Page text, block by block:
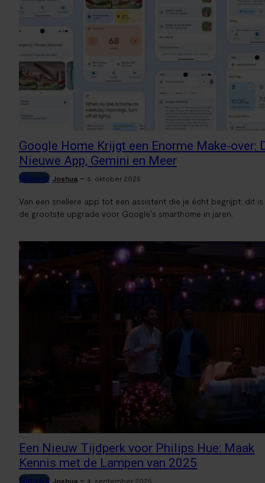
Google Home Krijgt een Enorme Make-over:
Nieuwe App, Gemini en Meer
Nieuws Joshua - 6. oktober 2025
Van een snellere app tot een assistent die je écht begrijpt: dit is
de grootste upgrade voor Google's smarthome in jaren.
Een Nieuw Tijdperk voor Philips Hue: Maak
Kennis met de Lampen van 2025
Nieuws Joshua - 4. september 2025